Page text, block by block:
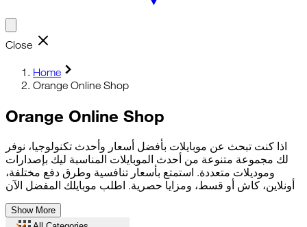
Close
Home
Orange Online Shop
Orange Online Shop
اذا كنت تبحث عن موبايلات بأفضل أسعار وأحدث تكنولوجيا، نوفر
لك مجموعة متنوعة من أحدث الموبايلات المناسبة ليك بإصدارات
وموديلات متعددة. استمتع بأسعار تنافسية وطرق دفع مختلفة،
أونلاين، كاش أو قسط، ومزايا حصرية. اطلب موبايلك المفضل الآن
Show More